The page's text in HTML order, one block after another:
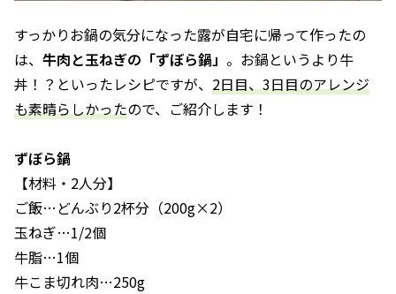
すっかりお鍋の気分になった露が自宅に帰って作ったの
は、 牛肉と玉ねぎの「ずぼら鍋」 。お鍋というより牛
丼！？といったレシピですが、 2日目、3日目のアレンジ
も素晴らしかったので、ご紹介します！
ずぼら鍋
【材料・2人分】
ご飯…どんぶり2杯分（200g×2）
玉ねぎ…1/2個
牛脂…1個
牛こま切れ肉…250g